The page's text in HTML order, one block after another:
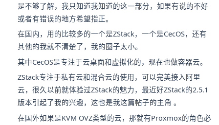
是不够了解，我只知道我知道的这一部分，如果有说的不好
或者有错误的地方希望指正。
在国内，用的比较多的一个是ZStack，一个是CecOS，还有
其他的我就不清楚了，我的圈子太小。
其中CecOS是专注于云桌面和虚拟化的，现在也做容器云。
ZStack专注于私有云和混合云的使用，可以完美接入阿里
云，很久以前就体验过ZStack的魅力，最近好ZStack的2.5.1
版本引起了我的兴趣，这也是我这篇帖子的主角 。
在国外如果是KVM OVZ类型的云，那就有Proxmox的角色必